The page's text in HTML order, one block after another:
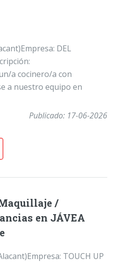
DEL
a cocinero/a con
a nuestro equipo en
Publicado: 17-06-2026
/
en JÁVEA
TOUCH UP